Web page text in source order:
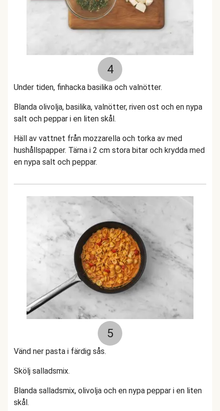
4
Under tiden, finhacka basilika och valnötter.
Blanda olivolja, basilika, valnötter, riven ost och en nypa
salt och peppar i en liten skål.
Häll av vattnet från mozzarella och torka av med
hushållspapper. Tärna i 2 cm stora bitar och krydda med
en nypa salt och peppar.
5
Vänd ner pasta i färdig sås.
Skölj salladsmix.
Blanda salladsmix, olivolja och en nypa peppar i en liten
skål.